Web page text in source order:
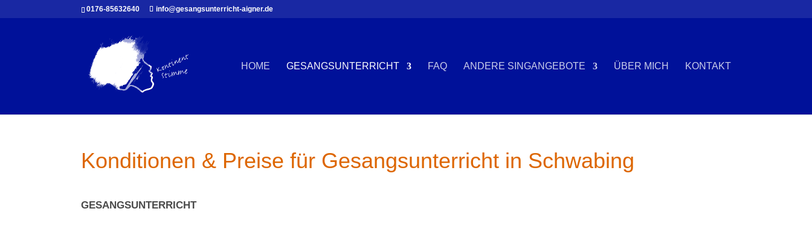
0176-85632640 info@gesangsunterricht-aigner.de
HOME GESANGSUNTERRICHT FAQ ANDERE SINGANGEBOTE ÜBER MICH KONTAKT
Konditionen & Preise für Gesangsunterricht in Schwabing
GESANGSUNTERRICHT